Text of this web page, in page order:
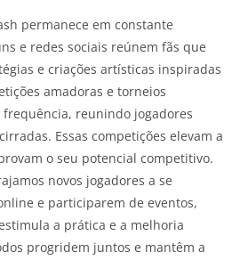
permanece em constante
e redes sociais reúnem fãs que
e criações artísticas inspiradas
amadoras e torneios
reunindo jogadores
Essas competições elevam a
o seu potencial competitivo.
novos jogadores a se
e participarem de eventos,
a prática e a melhoria
progridem juntos e mantêm a